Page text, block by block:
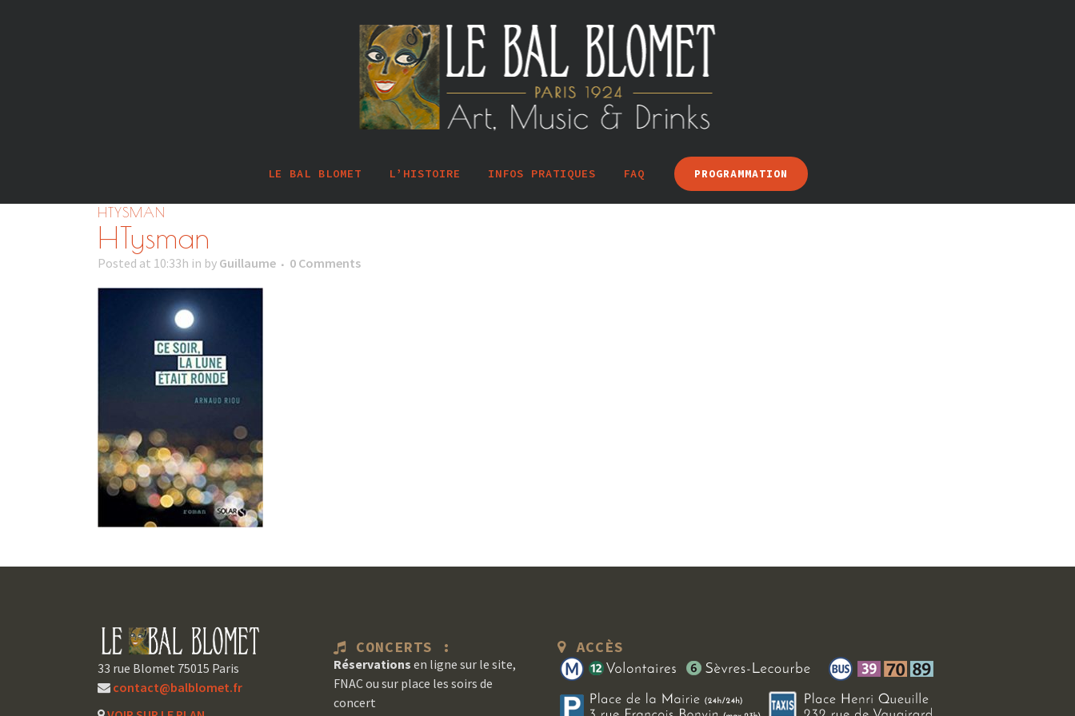
LE BAL BLOMET L’HISTOIRE INFOS PRATIQUES FAQ PROGRAMMATION
HTYSMAN
HTysman
Posted at 10:33h in by Guillaume 0 Comments
33 rue Blomet 75015 Paris
contact@balblomet.fr
CONCERTS :
Réservations en ligne sur le site,
FNAC ou sur place les soirs de
concert
ACCÈS